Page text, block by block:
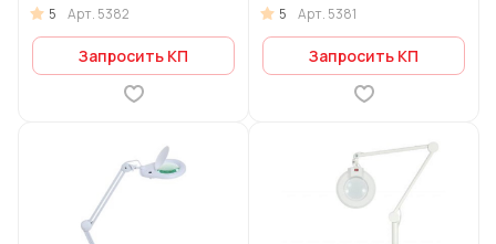
5 Арт. 5382
Запросить КП
5 Арт. 5381
Запросить КП